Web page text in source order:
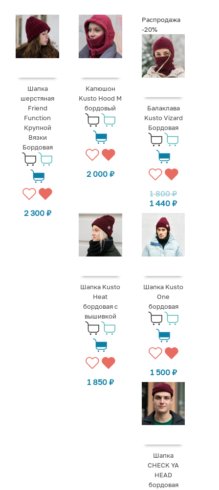
Шапка
шерстяная
Friend
Function
Крупной
Вязки
Бордовая
2 300 ₽
Капюшон
Kusto Hood M
бордовый
2 000 ₽
Распродажа
-20%
Балаклава
Kusto Vizard
Бордовая
1 800₽
1 440₽
Шапка Kusto
Heat
бордовая с
вышивкой
1 850 ₽
Шапка Kusto
One
бордовая
1 500 ₽
Шапка
CHECK YA
HEAD
бордовая